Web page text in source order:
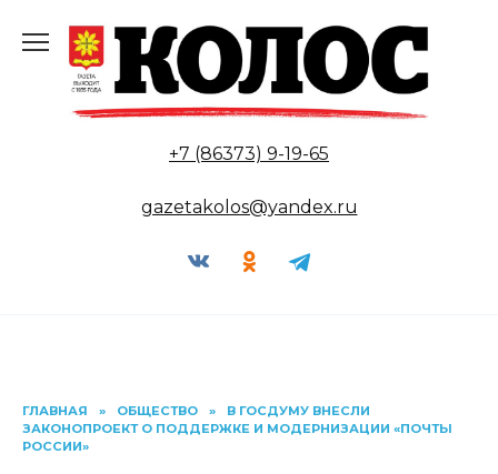
содержанию
+7 (86373) 9-19-65
gazetakolos@yandex.ru
ГЛАВНАЯ » ОБЩЕСТВО »
В ГОСДУМУ ВНЕСЛИ
ЗАКОНОПРОЕКТ О ПОДДЕРЖКЕ И МОДЕРНИЗАЦИИ «ПОЧТЫ
РОССИИ»